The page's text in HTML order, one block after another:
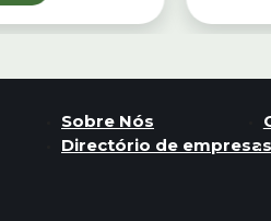
Sobre Nós
Directório de empresas